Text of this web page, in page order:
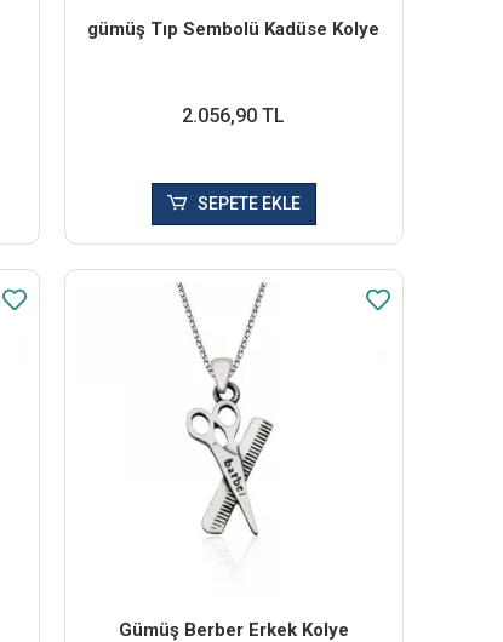
​gümüş Tıp Sembolü Kadüse Kolye
2.056,90 TL
SEPETE EKLE
Gümüş Berber Erkek Kolye